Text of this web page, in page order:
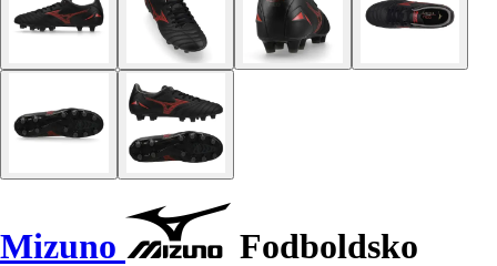
Mizuno Fodboldsko